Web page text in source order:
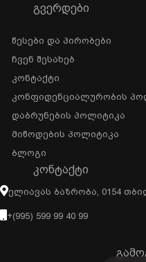
ᲒᲕᲔᲠᲓᲔᲑᲘ
Წესები Და Პირობები
Ჩვენ Შესახებ
Კონტაქტი
Კონფიდენციალურობის
Დაბრუნების Პოლიტიკა
Მიწოდების Პოლიტიკა
Ბლოგი
ᲙᲝᲜᲢᲐᲥᲢᲘ
Ელიავას Ბაზრობა, 0154
+(995) 599 99 40 99